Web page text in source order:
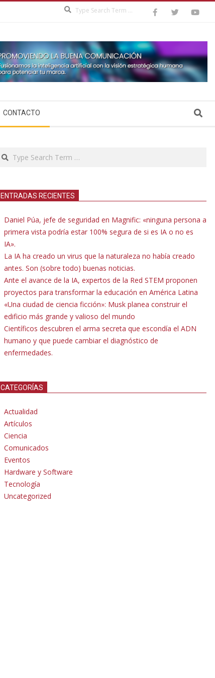
CONTACTO Search
Search
ENTRADAS RECIENTES
Daniel Púa, jefe de seguridad en Magnific: «ninguna persona a
primera vista podría estar 100% segura de si es IA o no es
IA».
La IA ha creado un virus que la naturaleza no había creado
antes. Son (sobre todo) buenas noticias.
Ante el avance de la IA, expertos de la Red STEM proponen
proyectos para transformar la educación en América Latina
«Una ciudad de ciencia ficción»: Musk planea construir el
edificio más grande y valioso del mundo
Científicos descubren el arma secreta que escondía el ADN
humano y que puede cambiar el diagnóstico de
enfermedades.
CATEGORÍAS
Actualidad
Artículos
Ciencia
Comunicados
Eventos
Hardware y Software
Tecnología
Uncategorized